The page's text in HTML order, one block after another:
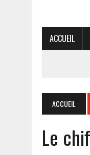
ACCUEIL
ACCUEIL
Le